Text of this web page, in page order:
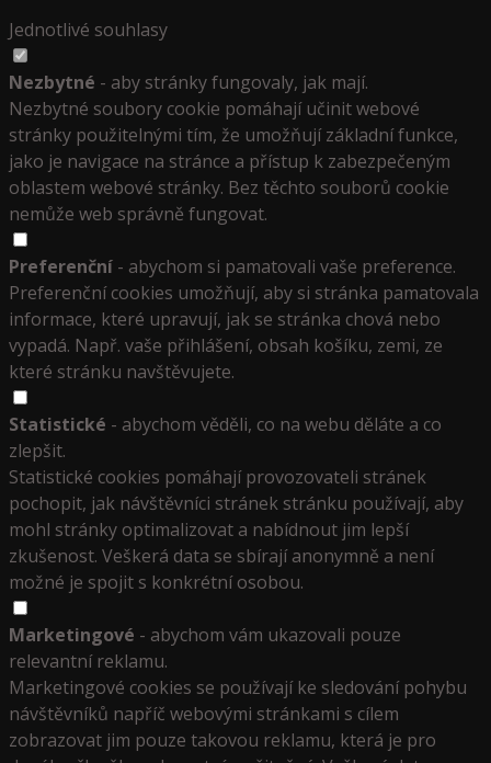
Jednotlivé souhlasy
Nezbytné - aby stránky fungovaly, jak mají.
Nezbytné soubory cookie pomáhají učinit webové
stránky použitelnými tím, že umožňují základní funkce,
jako je navigace na stránce a přístup k zabezpečeným
oblastem webové stránky. Bez těchto souborů cookie
nemůže web správně fungovat.
Preferenční - abychom si pamatovali vaše preference.
Preferenční cookies umožňují, aby si stránka pamatovala
informace, které upravují, jak se stránka chová nebo
vypadá. Např. vaše přihlášení, obsah košíku, zemi, ze
které stránku navštěvujete.
Statistické - abychom věděli, co na webu děláte a co
zlepšit.
Statistické cookies pomáhají provozovateli stránek
pochopit, jak návštěvníci stránek stránku používají, aby
mohl stránky optimalizovat a nabídnout jim lepší
zkušenost. Veškerá data se sbírají anonymně a není
možné je spojit s konkrétní osobou.
Marketingové - abychom vám ukazovali pouze
relevantní reklamu.
Marketingové cookies se používají ke sledování pohybu
návštěvníků napříč webovými stránkami s cílem
zobrazovat jim pouze takovou reklamu, která je pro